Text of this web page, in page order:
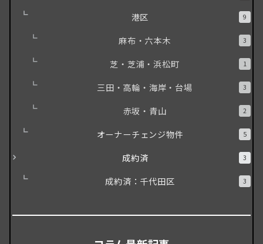
港区 9
麻布・六本木 3
芝・芝浦・浜松町 1
三田・高輪・海岸・台場 3
赤坂・青山 2
オーナーチェンジ物件 5
成約済 3
成約済：千代田区 3